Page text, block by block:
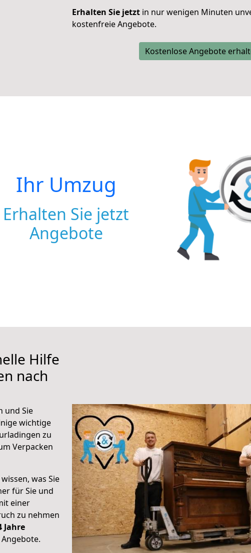
Erhalten Sie jetzt in nur wenigen Minuten
kostenfreie Angebote.
Kostenlose Angebote
Ihr Umzug
Erhalten Sie jetzt
Angebote
Hilfe
nach
und Sie
wichtige
zu
Verpacken
was Sie
für Sie und
einer
zu nehmen
Jahre